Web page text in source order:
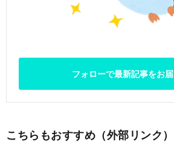
フォローで最新記事をお
こちらもおすすめ（外部リンク）